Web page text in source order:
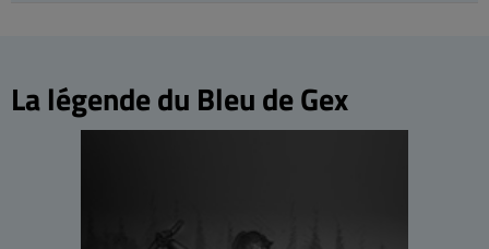
La légende du Bleu de Gex